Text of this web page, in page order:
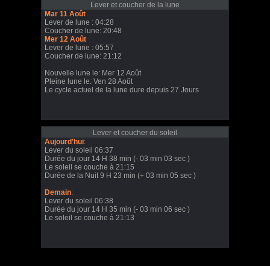
Lever et coucher de la lune
Mar 11 Août
Lever de lune : 04:28
Coucher de lune: 20:48
Mer 12 Août
Lever de lune : 05:57
Coucher de lune: 21:12
Nouvelle lune le: Mer 12 Août
Pleine lune le: Ven 28 Août
Le cycle actuel de la lune dure depuis 27 Jours
Lever et coucher du soleil
Aujourd'hui:
Lever du soleil 06:37
Durée du jour 14 H 38 min (- 03 min 03 sec )
Le soleil se couche à 21:15
Durée de la Nuit 9 H 23 min (+ 03 min 05 sec )
Demain:
Lever du soleil 06:38
Durée du jour 14 H 35 min (- 03 min 06 sec )
Le soleil se couche à 21:13